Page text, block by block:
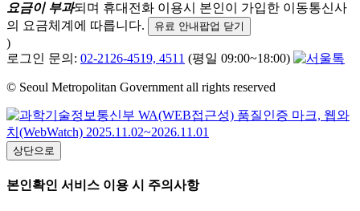
요금이 부과되며 휴대전화 이용시 본인이 가입한 이동통신사
의 요금체계에 따릅니다.
유료 안내팝업 닫기
)
로그인 문의: 02-2126-4519, 4511 (평일 09:00~18:00)
© Seoul Metropolitan Government all rights reserved
상단으로
본인확인 서비스 이용 시 주의사항